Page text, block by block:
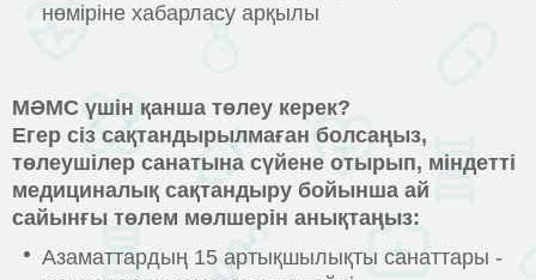
нөміріне хабарласу арқылы
МӘМС үшін қанша төлеу керек?
Егер сіз сақтандырылмаған болсаңыз,
төлеушілер санатына сүйене отырып, міндетті
медициналық сақтандыру бойынша ай
сайынғы төлем мөлшерін анықтаңыз:
Азаматтардың 15 артықшылықты санаттары -